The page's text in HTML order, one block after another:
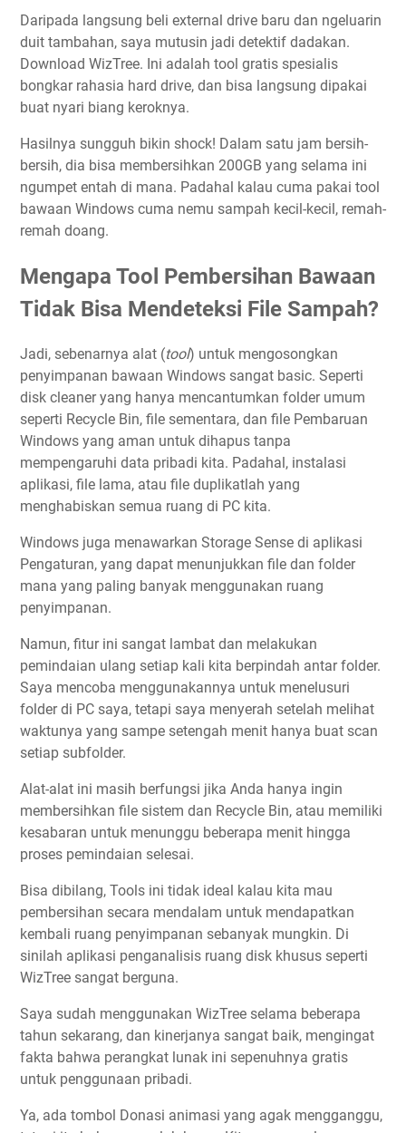
Daripada langsung beli external drive baru dan ngeluarin
duit tambahan, saya mutusin jadi detektif dadakan.
Download WizTree. Ini adalah tool gratis spesialis
bongkar rahasia hard drive, dan bisa langsung dipakai
buat nyari biang keroknya.
Hasilnya sungguh bikin shock! Dalam satu jam bersih-
bersih, dia bisa membersihkan 200GB yang selama ini
ngumpet entah di mana. Padahal kalau cuma pakai tool
bawaan Windows cuma nemu sampah kecil-kecil, remah-
remah doang.
Mengapa Tool Pembersihan Bawaan
Tidak Bisa Mendeteksi File Sampah?
Jadi, sebenarnya alat (tool) untuk mengosongkan
penyimpanan bawaan Windows sangat basic. Seperti
disk cleaner yang hanya mencantumkan folder umum
seperti Recycle Bin, file sementara, dan file Pembaruan
Windows yang aman untuk dihapus tanpa
mempengaruhi data pribadi kita. Padahal, instalasi
aplikasi, file lama, atau file duplikatlah yang
menghabiskan semua ruang di PC kita.
Windows juga menawarkan Storage Sense di aplikasi
Pengaturan, yang dapat menunjukkan file dan folder
mana yang paling banyak menggunakan ruang
penyimpanan.
Namun, fitur ini sangat lambat dan melakukan
pemindaian ulang setiap kali kita berpindah antar folder.
Saya mencoba menggunakannya untuk menelusuri
folder di PC saya, tetapi saya menyerah setelah melihat
waktunya yang sampe setengah menit hanya buat scan
setiap subfolder.
Alat-alat ini masih berfungsi jika Anda hanya ingin
membersihkan file sistem dan Recycle Bin, atau memiliki
kesabaran untuk menunggu beberapa menit hingga
proses pemindaian selesai.
Bisa dibilang, Tools ini tidak ideal kalau kita mau
pembersihan secara mendalam untuk mendapatkan
kembali ruang penyimpanan sebanyak mungkin. Di
sinilah aplikasi penganalisis ruang disk khusus seperti
WizTree sangat berguna.
Saya sudah menggunakan WizTree selama beberapa
tahun sekarang, dan kinerjanya sangat baik, mengingat
fakta bahwa perangkat lunak ini sepenuhnya gratis
untuk penggunaan pribadi.
Ya, ada tombol Donasi animasi yang agak mengganggu,